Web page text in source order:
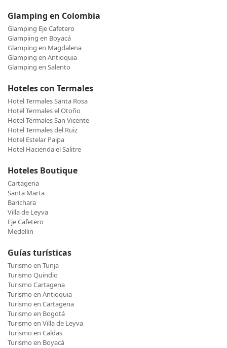
Glamping en Colombia
Glamping Eje Cafetero
Glampiing en Boyacá
Glamping en Magdalena
Glamping en Antioquia
Glamping en Salento
Hoteles con Termales
Hotel Termales Santa Rosa
Hotel Termales el Otoño
Hotel Termales San Vicente
Hotel Termales del Ruiz
Hotel Estelar Paipa
Hotel Hacienda el Salitre
Hoteles Boutique
Cartagena
Santa Marta
Barichara
Villa de Leyva
Eje Cafetero
Medellin
Guías turísticas
Turismo en Tunja
Turismo Quindio
Turismo Cartagena
Turismo en Antioquia
Turismo en Cartagena
Turismo en Bogotá
Turismo en Villa de Leyva
Turismo en Caldas
Turismo en Boyacá